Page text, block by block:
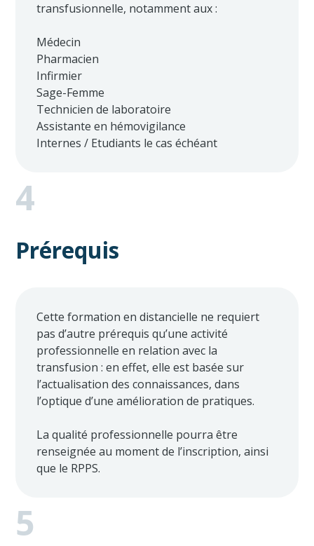
transfusionnelle, notamment aux :
Médecin
Pharmacien
Infirmier
Sage-Femme
Technicien de laboratoire
Assistante en hémovigilance
Internes / Etudiants le cas échéant
4
Prérequis
Cette formation en distancielle ne requiert
pas d’autre prérequis qu’une activité
professionnelle en relation avec la
transfusion : en effet, elle est basée sur
l’actualisation des connaissances, dans
l’optique d’une amélioration de pratiques.
La qualité professionnelle pourra être
renseignée au moment de l’inscription, ainsi
que le RPPS.
5